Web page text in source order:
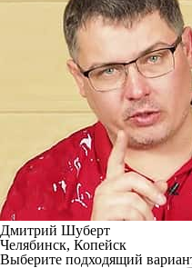
Дмитрий Шуберт
Челябинск, Копейск
Выберите подходящий